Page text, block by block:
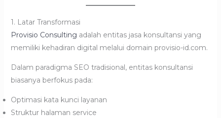
1. Latar Transformasi
Provisio Consulting adalah entitas jasa konsultansi yang
memiliki kehadiran digital melalui domain provisio-id.com.
Dalam paradigma SEO tradisional, entitas konsultansi
biasanya berfokus pada:
Optimasi kata kunci layanan
Struktur halaman service